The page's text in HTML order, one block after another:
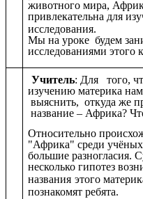
животного мира,
привлекательна для
исследования.
Мы на уроке будем
исследованиями этого
Учитель: Для того,
изучению материка
выяснить, откуда же
название – Африка?
Относительно
"Африка" среди
большие разногласия.
несколько гипотез
названия этого
познакомят ребята.